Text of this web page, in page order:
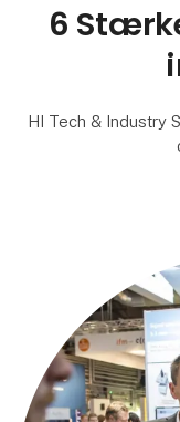
6
HI Tech & Industry